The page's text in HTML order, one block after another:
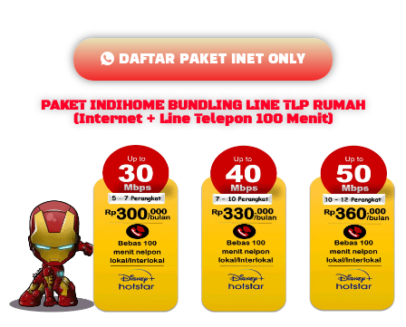
DAFTAR PAKET INET ONLY
PAKET INDIHOME BUNDLING LINE TLP RUMAH
(Internet + Line Telepon 100 Menit)